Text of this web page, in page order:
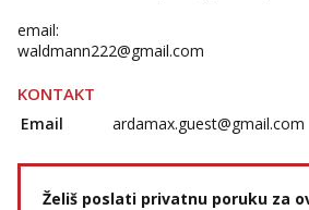
email:
waldmann222@gmail.com
KONTAKT
Email ardamax.guest@gmail.com
Želiš poslati privatnu poruku za